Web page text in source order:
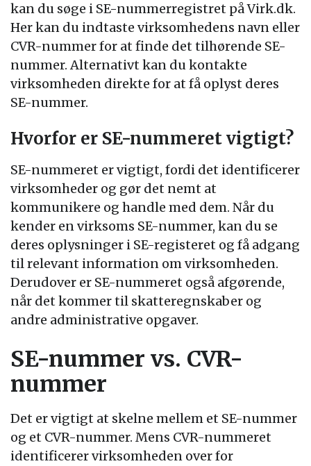
kan du søge i SE-nummerregistret på Virk.dk.
Her kan du indtaste virksomhedens navn eller
CVR-nummer for at finde det tilhørende SE-
nummer. Alternativt kan du kontakte
virksomheden direkte for at få oplyst deres
SE-nummer.
Hvorfor er SE-nummeret vigtigt?
SE-nummeret er vigtigt, fordi det identificerer
virksomheder og gør det nemt at
kommunikere og handle med dem. Når du
kender en virksoms SE-nummer, kan du se
deres oplysninger i SE-registeret og få adgang
til relevant information om virksomheden.
Derudover er SE-nummeret også afgørende,
når det kommer til skatteregnskaber og
andre administrative opgaver.
SE-nummer vs. CVR-
nummer
Det er vigtigt at skelne mellem et SE-nummer
og et CVR-nummer. Mens CVR-nummeret
identificerer virksomheden over for